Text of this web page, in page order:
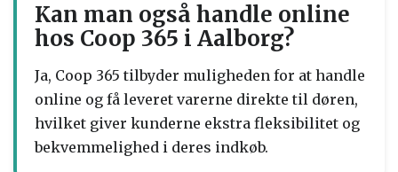
Kan man også handle online
hos Coop 365 i Aalborg?
Ja, Coop 365 tilbyder muligheden for at handle
online og få leveret varerne direkte til døren,
hvilket giver kunderne ekstra fleksibilitet og
bekvemmelighed i deres indkøb.